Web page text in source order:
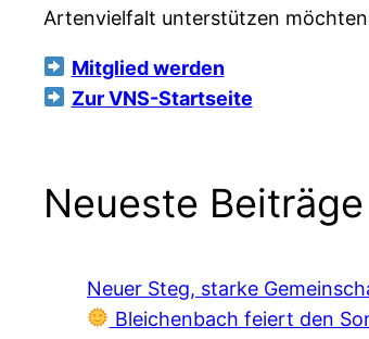
Artenvielfalt unterstützen
Mitglied werden
Zur VNS-Startseite
Neueste Beiträge
Neuer Steg, starke
Bleichenbach feiert den